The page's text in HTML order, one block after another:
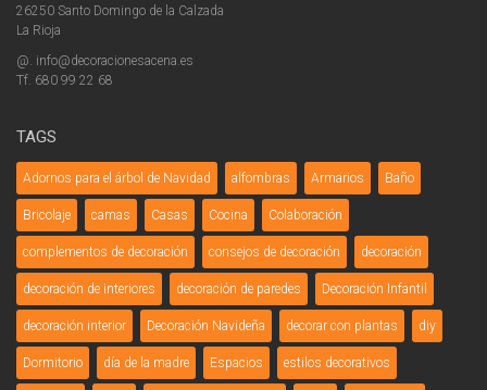
26250 Santo Domingo de la Calzada
La Rioja
@. info@decoracionesacena.es
Tf. 680 99 22 68
TAGS
Adornos para el árbol de Navidad alfombras Armarios Baño
Bricolaje camas Casas Cocina Colaboración
complementos de decoración consejos de decoración decoración
decoración de interiores decoración de paredes Decoración Infantil
decoración interior Decoración Navideña decorar con plantas diy
Dormitorio día de la madre Espacios estilos decorativos